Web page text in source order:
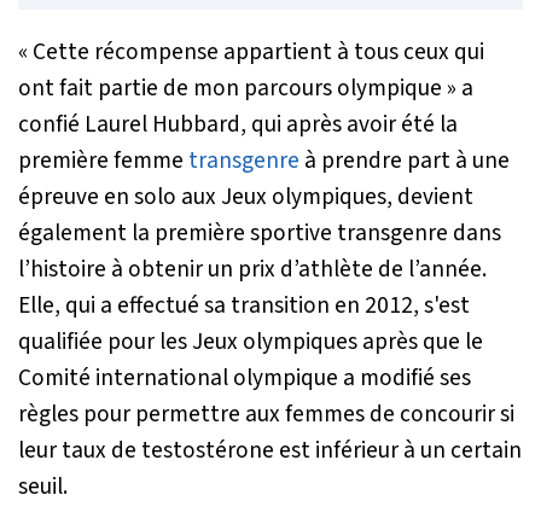
« Cette récompense appartient à tous ceux qui
ont fait partie de mon parcours olympique » a
confié Laurel Hubbard, qui après avoir été la
première femme transgenre à prendre part à une
épreuve en solo aux Jeux olympiques, devient
également la première sportive transgenre dans
l’histoire à obtenir un prix d’athlète de l’année.
Elle, qui a effectué sa transition en 2012, s'est
qualifiée pour les Jeux olympiques après que le
Comité international olympique a modifié ses
règles pour permettre aux femmes de concourir si
leur taux de testostérone est inférieur à un certain
seuil.